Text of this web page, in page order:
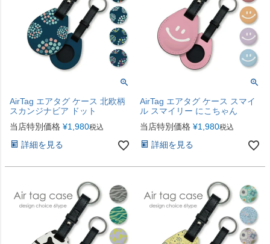
AirTag エアタグ ケース 北欧柄
スカンジナビア ドット
当店特別価格 ¥1,980税込
詳細を見る
AirTag エアタグ ケース スマイ
ル スマイリー にこちゃん
当店特別価格 ¥1,980税込
詳細を見る